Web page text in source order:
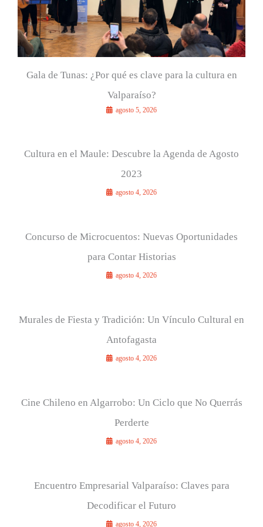
Gala de Tunas: ¿Por qué es clave para la cultura en
Valparaíso?
agosto 5, 2026
Cultura en el Maule: Descubre la Agenda de Agosto
2023
agosto 4, 2026
Concurso de Microcuentos: Nuevas Oportunidades
para Contar Historias
agosto 4, 2026
Murales de Fiesta y Tradición: Un Vínculo Cultural en
Antofagasta
agosto 4, 2026
Cine Chileno en Algarrobo: Un Ciclo que No Querrás
Perderte
agosto 4, 2026
Encuentro Empresarial Valparaíso: Claves para
Decodificar el Futuro
agosto 4, 2026